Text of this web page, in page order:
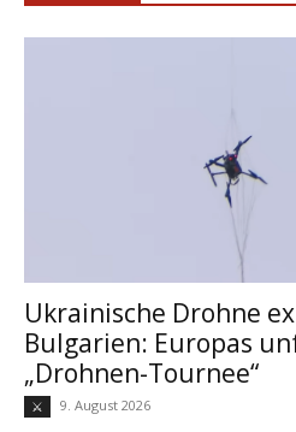
Ukrainische Drohne
Bulgarien: Europas
„Drohnen-Tournee“
⚔ 9. August 2026